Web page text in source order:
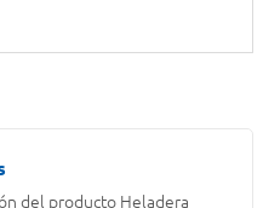
del producto Heladera